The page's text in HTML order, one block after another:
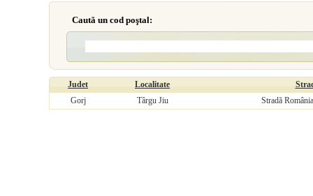
Caută un cod poştal:
Judet Localitate
Gorj
Târgu Jiu Stradă